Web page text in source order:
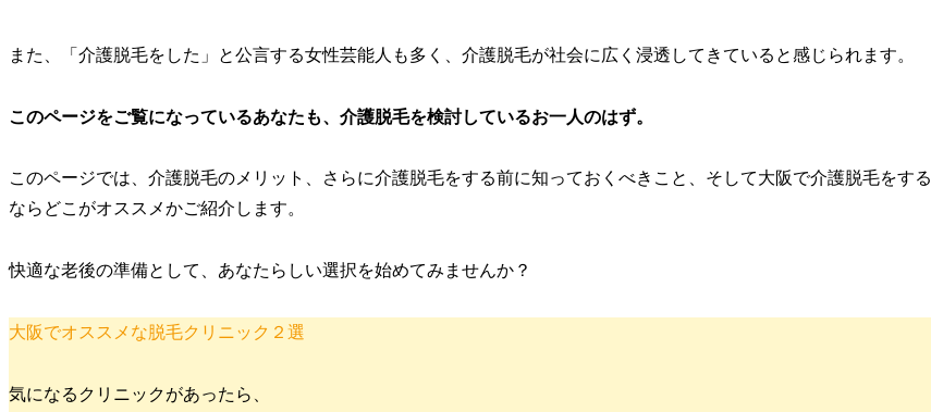
また、「介護脱毛をした」と公言する女性芸能人も多く、介護脱毛が社会に広く浸透してきていると感じられます。
このページをご覧になっているあなたも、介護脱毛を検討しているお一人のはず。
このページでは、介護脱毛のメリット、さらに介護脱毛をする前に知っておくべきこと、そして大阪で介護脱毛をする
ならどこがオススメかご紹介します。
快適な老後の準備として、あなたらしい選択を始めてみませんか？
大阪でオススメな脱毛クリニック２選
気になるクリニックがあったら、